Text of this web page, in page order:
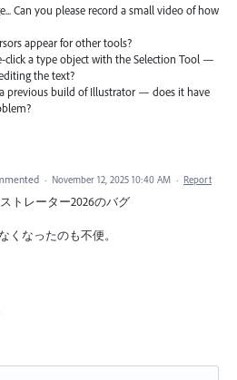
Can you please record a small video of how
appear for other tools?
click a type object with the Selection Tool —
the text?
previous build of Illustrator — does it have
· November 12, 2025 10:40 AM · Report
トレーター2026のバグ
くなったのも不便。